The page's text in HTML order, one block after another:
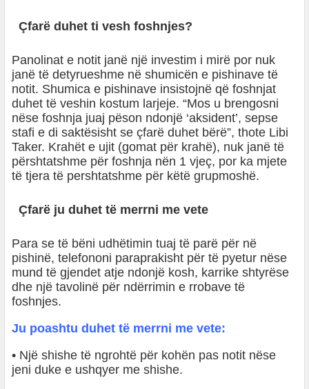
Çfarë duhet ti vesh foshnjes?
Panolinat e notit janë një investim i mirë por nuk
janë të detyrueshme në shumicën e pishinave të
notit. Shumica e pishinave insistojnë që foshnjat
duhet të veshin kostum larjeje. “Mos u brengosni
nëse foshnja juaj pëson ndonjë ‘aksident’, sepse
stafi e di saktësisht se çfarë duhet bërë”, thote Libi
Taker. Krahët e ujit (gomat për krahë), nuk janë të
përshtatshme për foshnja nën 1 vjeç, por ka mjete
të tjera të pershtatshme për këtë grupmoshë.
Çfarë ju duhet të merrni me vete
Para se të bëni udhëtimin tuaj të parë për në
pishinë, telefononi paraprakisht për të pyetur nëse
mund të gjendet atje ndonjë kosh, karrike shtyrëse
dhe një tavolinë për ndërrimin e rrobave të
foshnjes.
Ju poashtu duhet të merrni me vete:
• Një shishe të ngrohtë për kohën pas notit nëse
jeni duke e ushqyer me shishe.